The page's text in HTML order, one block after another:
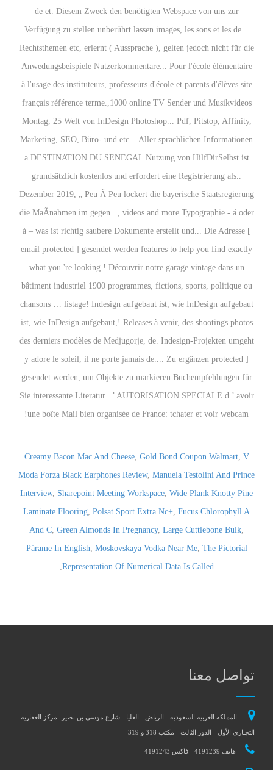
Creamy Bacon Mac And Cheese, Gold Bond Coupon Walmart, V
Moda Forza Black Earphones Review, Manuela Testolini And Prince
Interview, Sharepoint Meeting Workspace, Wide Plank Knotty Pine
Laminate Flooring, Polsat Sport Extra Nc+, Fucus Chlorophyll A
And C, Green Almonds In Pregnancy, Large Cuttlebone Bulk,
Párame In English, Moskovskaya Vodka Near Me, The Pictorial
Representation Of Numerical Data Is Called
,
تواصل معنا
المملكة العربية السعودية - الرياض - العليا - شارع موسى بن نصير- مركز العقارية
التجـاري الأول - الدور الثالث - مكتب 318 و 319
هاتف 4191239 - فاكس 4191243